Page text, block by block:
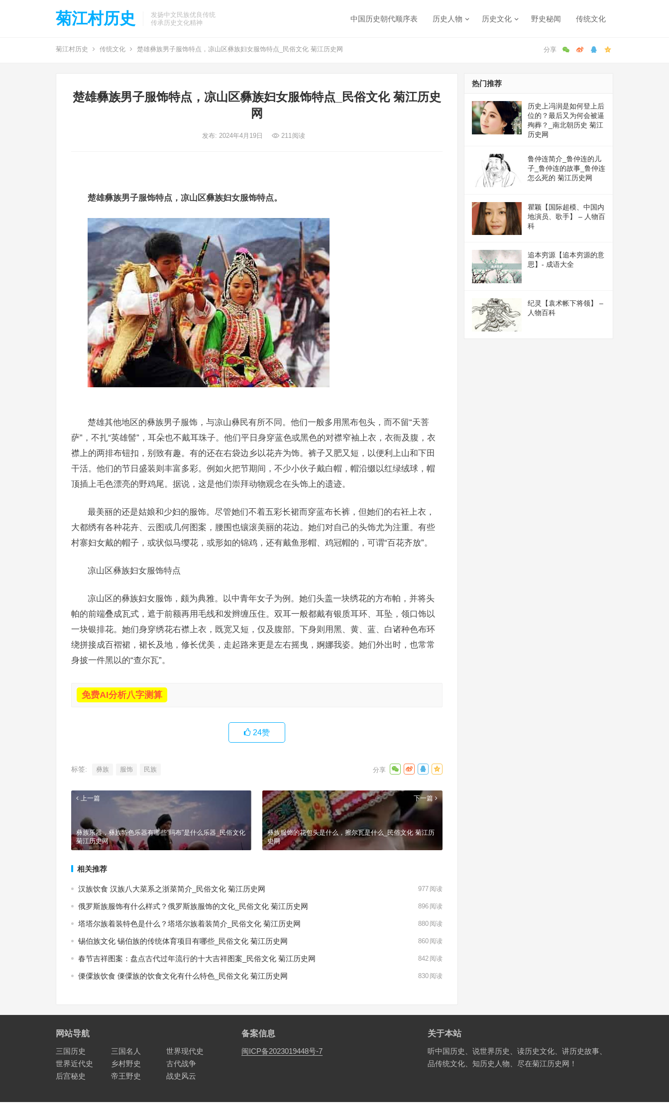
菊江村历史
发扬中文民族优良传统
传承历史文化精神
中国历史朝代顺序表 历史人物 历史文化 野史秘闻 传统文化
菊江村历史 传统文化 楚雄彝族男子服饰特点，凉山区彝族妇女服饰特点_民俗文化 菊江历史网
楚雄彝族男子服饰特点，凉山区彝族妇女服饰特点_民俗文化 菊江历史
网
发布: 2024年4月19日 211阅读
楚雄彝族男子服饰特点，凉山区彝族妇女服饰特点。
楚雄其他地区的彝族男子服饰，与凉山彝民有所不同。他们一般多用黑布包头，而不留“天菩
萨”，不扎“英雄髻”，耳朵也不戴耳珠子。他们平日身穿蓝色或黑色的对襟窄袖上衣，衣衙及腹，衣
襟上的两排布钮扣，别致有趣。有的还在右袋边乡以花卉为饰。裤子又肥又短，以便利上山和下田
干活。他们的节日盛装则丰富多彩。例如火把节期间，不少小伙子戴白帽，帽沿缀以红绿绒球，帽
顶插上毛色漂亮的野鸡尾。据说，这是他们崇拜动物观念在头饰上的遗迹。
最美丽的还是姑娘和少妇的服饰。尽管她们不着五彩长裙而穿蓝布长裤，但她们的右衽上衣，
大都绣有各种花卉、云图或几何图案，腰围也镶滚美丽的花边。她们对自己的头饰尤为注重。有些
村寨妇女戴的帽子，或状似马缨花，或形如的锦鸡，还有戴鱼形帽、鸡冠帽的，可谓“百花齐放”。
凉山区彝族妇女服饰特点
凉山区的彝族妇女服饰，颇为典雅。以中青年女子为例。她们头盖一块绣花的方布帕，并将头
帕的前端叠成瓦式，遮于前额再用毛线和发辫缠压住。双耳一般都戴有银质耳环、耳坠，领口饰以
一块银排花。她们身穿绣花右襟上衣，既宽又短，仅及腹部。下身则用黑、黄、蓝、白诸种色布环
绕拼接成百褶裙，裙长及地，修长优美，走起路来更是左右摇曳，婀娜我姿。她们外出时，也常常
身披一件黑以的“查尔瓦”。
免费AI分析八字测算
24赞
标签: 彝族 服饰 民族
上一篇
彝族乐器，彝族特色乐器有哪些“玛布”是什么乐器_民俗文化
菊江历史网
下一篇
彝族服饰的花包头是什么，擦尔瓦是什么_民俗文化 菊江历
史网
相关推荐
汉族饮食 汉族八大菜系之浙菜简介_民俗文化 菊江历史网 977 阅读
俄罗斯族服饰有什么样式？俄罗斯族服饰的文化_民俗文化 菊江历史网 896 阅读
塔塔尔族着装特色是什么？塔塔尔族着装简介_民俗文化 菊江历史网 880 阅读
锡伯族文化 锡伯族的传统体育项目有哪些_民俗文化 菊江历史网 860 阅读
春节吉祥图案：盘点古代过年流行的十大吉祥图案_民俗文化 菊江历史网 842 阅读
傈僳族饮食 傈僳族的饮食文化有什么特色_民俗文化 菊江历史网 830 阅读
热门推荐
历史上冯润是如何登上后
位的？最后又为何会被逼
殉葬？_南北朝历史 菊江
历史网
鲁仲连简介_鲁仲连的儿
子_鲁仲连的故事_鲁仲连
怎么死的 菊江历史网
瞿颖【国际超模、中国内
地演员、歌手】 – 人物百
科
追本穷源【追本穷源的意
思】- 成语大全
纪灵【袁术帐下将领】 –
人物百科
网站导航
三国历史 三国名人
世界现代史
世界近代史
乡村野史
古代战争
后宫秘史
帝王野史 战史风云
备案信息
闽ICP备2023019448号-7
关于本站
听中国历史、说世界历史、读历史文化、讲历史故事、
品传统文化、知历史人物、尽在菊江历史网！